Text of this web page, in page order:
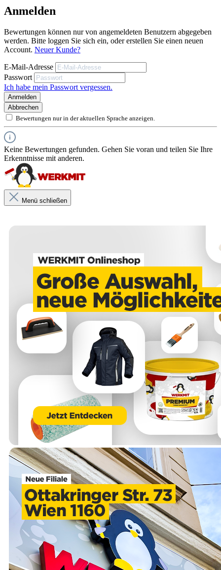
Anmelden
Bewertungen können nur von angemeldeten Benutzern abgegeben
werden. Bitte loggen Sie sich ein, oder erstellen Sie einen neuen
Account. Neuer Kunde?
E-Mail-Adresse
Passwort
Ich habe mein Passwort vergessen.
Anmelden
Abbrechen
Bewertungen nur in der aktuellen Sprache anzeigen.
Keine Bewertungen gefunden. Gehen Sie voran und teilen Sie Ihre
Erkenntnisse mit anderen.
Menü schließen